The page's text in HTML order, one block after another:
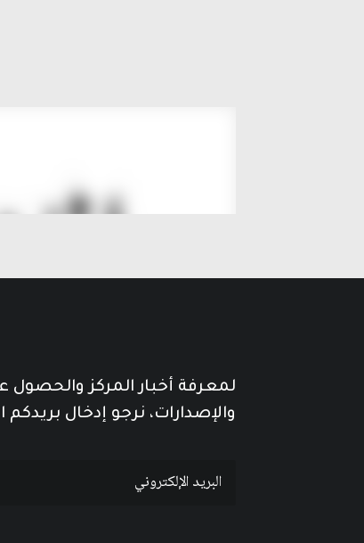
لمعرفة أخبار المركز والحصول
والإصدارات، نرجو إدخال بريدكم